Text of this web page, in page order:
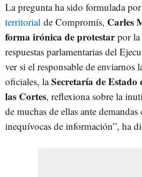
La pregunta ha sido formulada
territorial de Compromís, Carles
forma irónica de protestarpor la
respuestas parlamentarias del
ver si el responsable de enviarnos
oficiales, laSecretaría de Estado
las Cortes, reflexiona sobre la
de muchas de ellas ante demandas
inequívocas de información”, ha